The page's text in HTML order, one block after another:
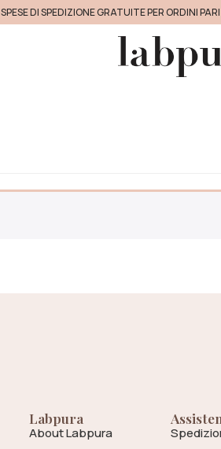
SPESE DI SPEDIZIONE GRATUITE PER ORDINI
Labpura
About Labpura